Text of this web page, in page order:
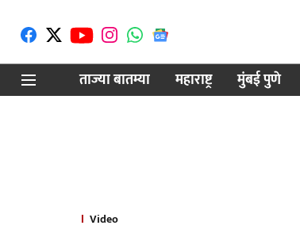
ताज्या बातम्या
महाराष्ट्र मुंबई पुणे
Video